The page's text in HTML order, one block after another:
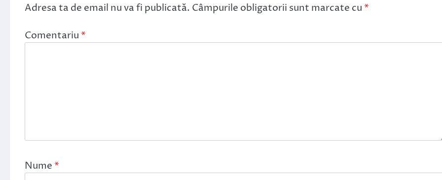
Adresa ta de email nu va fi publicată. Câmpurile obligatorii sunt marcate cu *
Comentariu *
Nume *